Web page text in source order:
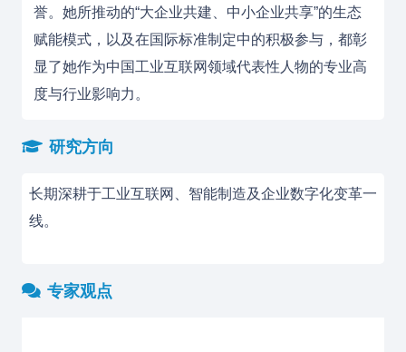
誉。她所推动的“大企业共建、中小企业共享”的生态
赋能模式，以及在国际标准制定中的积极参与，都彰
显了她作为中国工业互联网领域代表性人物的专业高
度与行业影响力。
研究方向
长期深耕于工业互联网、智能制造及企业数字化变革一
线。
专家观点